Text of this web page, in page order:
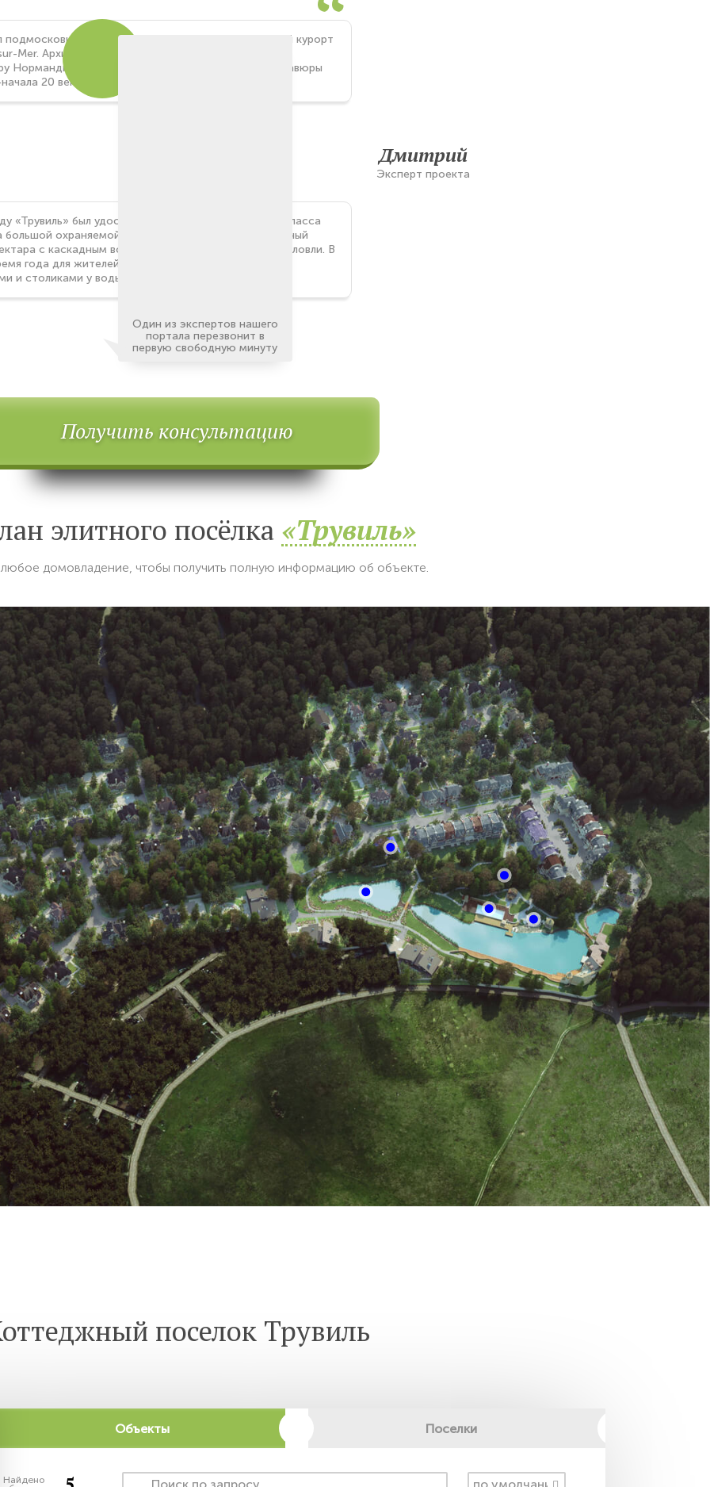
подмосковного «Трувиля» — известный французский курорт
Mer. Архитекторы проекта воссоздали в поселке
Нормандии. При строительстве использовались гравюры
20 века. Фасад каждого дома уникален.
Дмитрий
Эксперт проекта
«Трувиль» был удостоен звания «Лучший посёлок класса
большой охраняемой территории создан ландшафтный
с каскадным водопадом и озером для рыбной ловли. В
года для жителей работает открытый бассейн с
и столиками у воды.
Один из экспертов нашего
портала перезвонит в
первую свободную минуту
Получить консультацию
элитного посёлка «Трувиль»
домовладение, чтобы получить полную информацию об объекте.
поселок Трувиль
Объекты Поселки
Найдено